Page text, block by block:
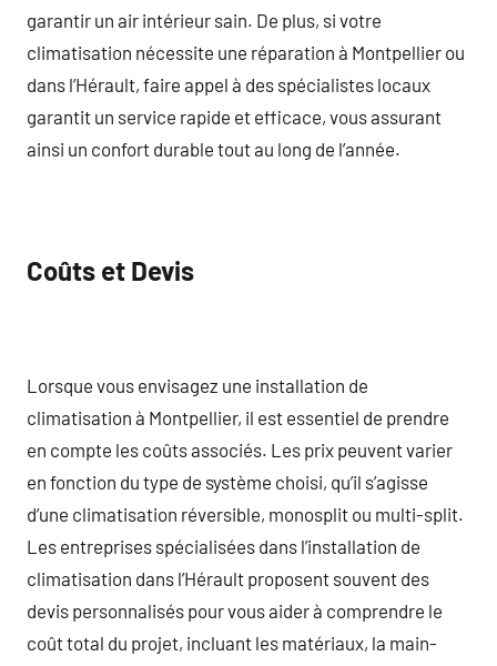
garantir un air intérieur sain. De plus, si votre
climatisation nécessite une réparation à Montpellier ou
dans l’Hérault, faire appel à des spécialistes locaux
garantit un service rapide et efficace, vous assurant
ainsi un confort durable tout au long de l’année.
Coûts et Devis
Lorsque vous envisagez une installation de
climatisation à Montpellier, il est essentiel de prendre
en compte les coûts associés. Les prix peuvent varier
en fonction du type de système choisi, qu’il s’agisse
d’une climatisation réversible, monosplit ou multi-split.
Les entreprises spécialisées dans l’installation de
climatisation dans l’Hérault proposent souvent des
devis personnalisés pour vous aider à comprendre le
coût total du projet, incluant les matériaux, la main-